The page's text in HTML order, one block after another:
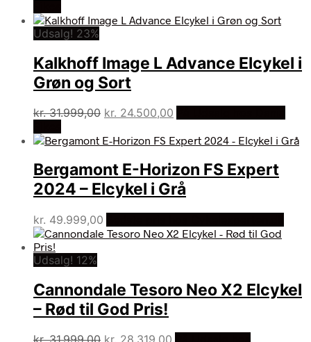
pris
pris
Udsalg! 23%
Kalkhoff Image L Advance Elcykel i
Grøn og Sort
kr.31.999,00 Den
pris
kr. 31.999,00.
kr. 24.500,00
pris
kr. 24.500,00.
Bergamont E-Horizon FS Expert
2024 – Elcykel i Grå
kr. 49.999,00
Udsalg! 12%
Cannondale Tesoro Neo X2 Elcykel
– Rød til God Pris!
kr.31.999,00 Den
kr. 28.319,00